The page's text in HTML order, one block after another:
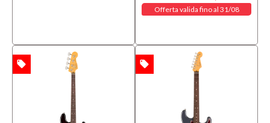
Offerta valida fino al 31/08
local_offer local_offer